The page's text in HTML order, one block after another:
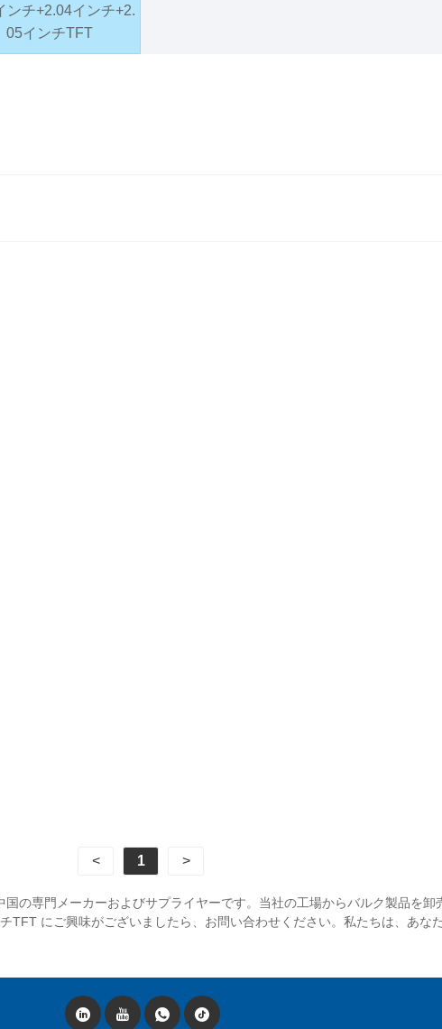
ンチ+2.04インチ+2.
05インチTFT
< 1 >
の専門メーカーおよびサプライヤーです。当社の工場からバルク製品を
にご興味がございましたら、お問い合わせください。私たちは、あな